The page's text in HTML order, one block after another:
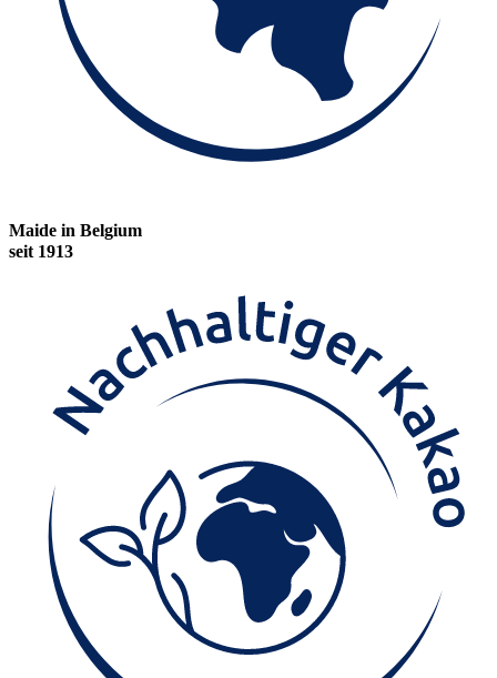
Maide in Belgium
seit 1913